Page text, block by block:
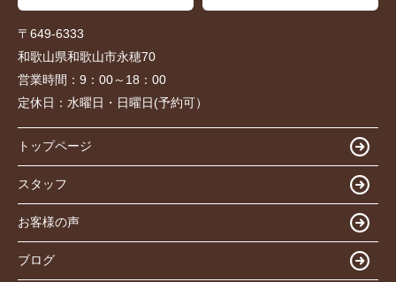
〒649-6333
和歌山県和歌山市永穂70
営業時間： 9：00～18：00
定休日： 水曜日・日曜日(予約可）
トップページ
スタッフ
お客様の声
ブログ